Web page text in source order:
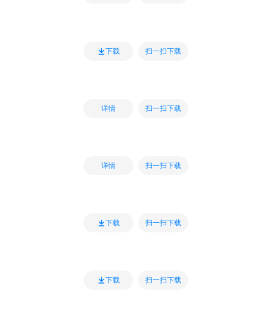
下载 扫一扫下载
详情 扫一扫下载
详情 扫一扫下载
下载 扫一扫下载
下载 扫一扫下载